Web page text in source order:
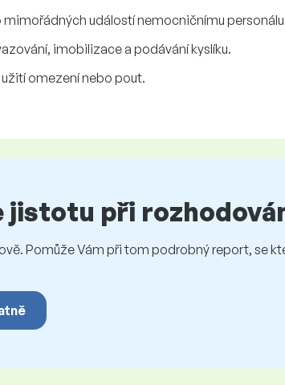
událostí nemocničnímu
imobilizace a podávání kyslíku.
omezení nebo pout.
při
Pomůže Vám při tom podrobný report, se